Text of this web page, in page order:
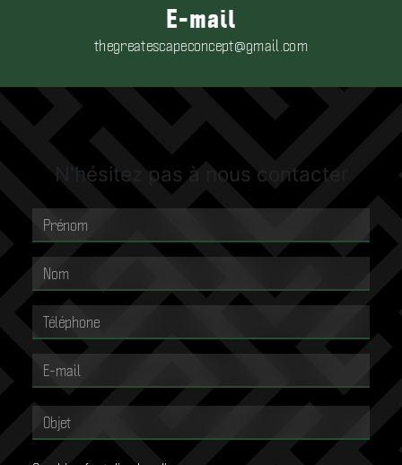
E-mail
thegreatescapeconcept@gmail.com
N'hésitez pas à nous contacter